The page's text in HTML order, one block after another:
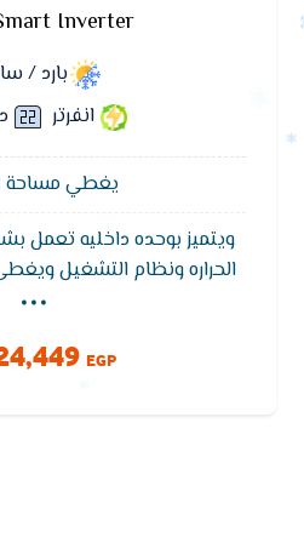
Inverter
بارد /
انفرتر
يغطي مساحة 12 متر²
ويتميز بوحده داخليه تعمل
الحراره ونظام التشغيل
التبريد ويتميز تكييف فريش
للوصول لدرجه الحراره
وخاصيه التنظيف الذاتى ويعمل
...
EGP